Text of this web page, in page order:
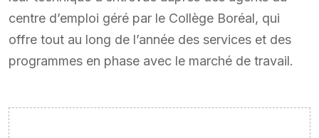
centre d’emploi géré par le Collège Boréal, qui
offre tout au long de l’année des services et des
programmes en phase avec le marché de travail.